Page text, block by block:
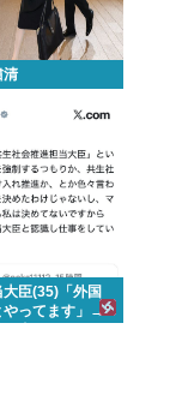
清
臣(35)「外国
やってます」→